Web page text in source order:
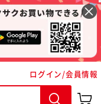
ログイン/会員情報